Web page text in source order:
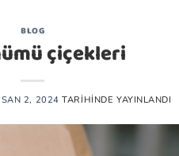
BLOG
çiçekleri
2, 2024 TARIHINDE YAYINLANDI